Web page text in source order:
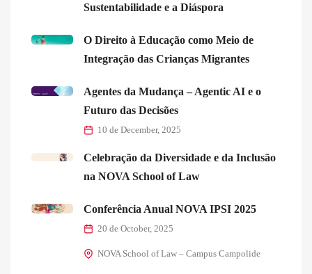
Sustentabilidade e a Diáspora
O Direito à Educação como Meio de
Integração das Crianças Migrantes
Agentes da Mudança – Agentic AI e o
Futuro das Decisões
10 de December, 2025
Celebração da Diversidade e da Inclusão
na NOVA School of Law
Conferência Anual NOVA IPSI 2025
20 de October, 2025
NOVA School of Law – Campus Campolide